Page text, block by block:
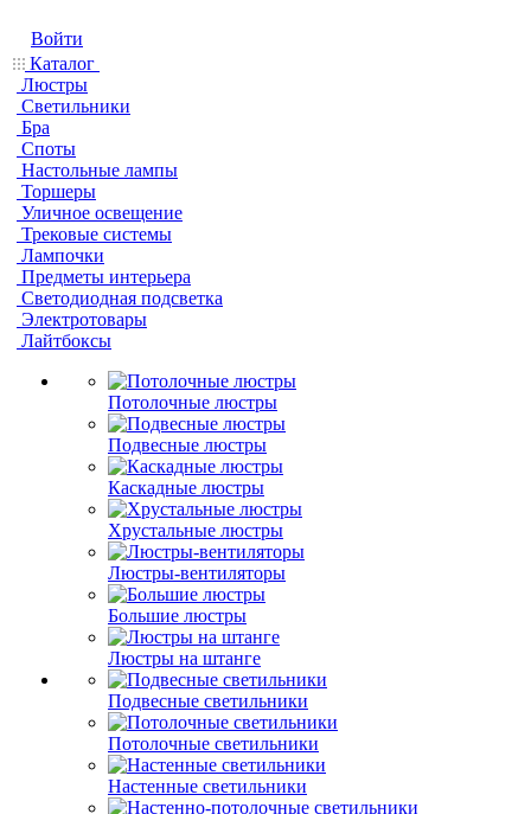
Войти
Каталог
Люстры
Светильники
Бра
Споты
Настольные лампы
Торшеры
Уличное освещение
Трековые системы
Лампочки
Предметы интерьера
Светодиодная подсветка
Электротовары
Лайтбоксы
Потолочные люстры
Подвесные люстры
Каскадные люстры
Хрустальные люстры
Люстры-вентиляторы
Большие люстры
Люстры на штанге
Подвесные светильники
Потолочные светильники
Настенные светильники